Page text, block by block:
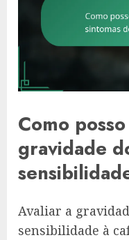
Como
gravidade
Avaliar a
sensibilidade à